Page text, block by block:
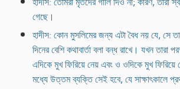
গেছে।
হাদীস: কোন মুসলিমের জন্য এটা বৈধ নয় যে, সে
দিনের বেশি কথাবার্তা বলা বন্ধ রাখে। যখন তারা
এদিকে মুখ ফিরিয়ে নেয় এবং ও ওদিকে মুখ
মধ্যে উত্তম ব্যক্তি সেই হবে, যে সাক্ষাৎকালে